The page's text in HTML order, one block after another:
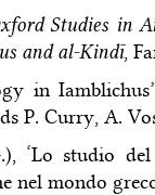
Studies in
and al-Kindī,
in
P. Curry, A.
‘Lo studio
nel mondo